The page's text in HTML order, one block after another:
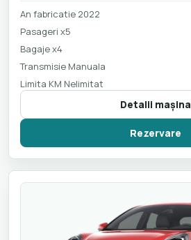
An fabricatie 2022
Pasageri x5
Bagaje x4
Transmisie Manuala
Limita KM Nelimitat
Detalii maşina
Rezervare